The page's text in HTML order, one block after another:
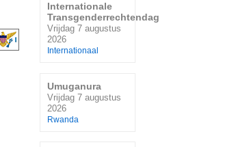
Internationale
Transgenderrechtendag
Vrijdag 7 augustus
2026
Internationaal
Umuganura
Vrijdag 7 augustus
2026
Rwanda